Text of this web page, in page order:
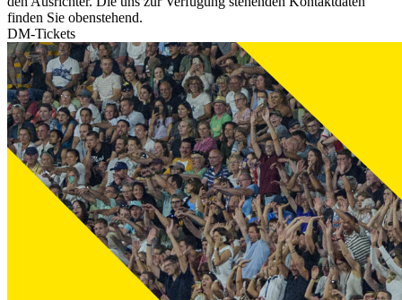
finden Sie obenstehend.
DM-Tickets